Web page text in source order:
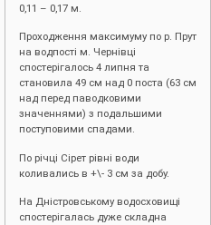
0,11 – 0,17 м.
Проходження максимуму по р. Прут
на водпості м. Чернівці
спостерігалось 4 липня та
становила 49 см над 0 поста (63 см
над перед паводковими
значеннями) з подальшими
поступовими спадами.
По річці Сірет рівні води
коливались в +\- 3 см за добу.
На Дністровському водосховищі
спостерігалась дуже складна